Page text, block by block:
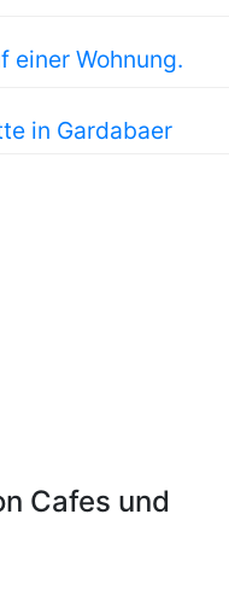
einer Wohnung.
in Gardabaer
Cafes und